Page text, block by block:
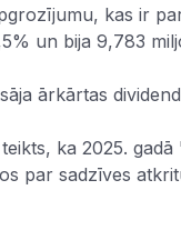
kas ir
un bija 9,783
ārkārtas
ka 2025.
par sadzīves